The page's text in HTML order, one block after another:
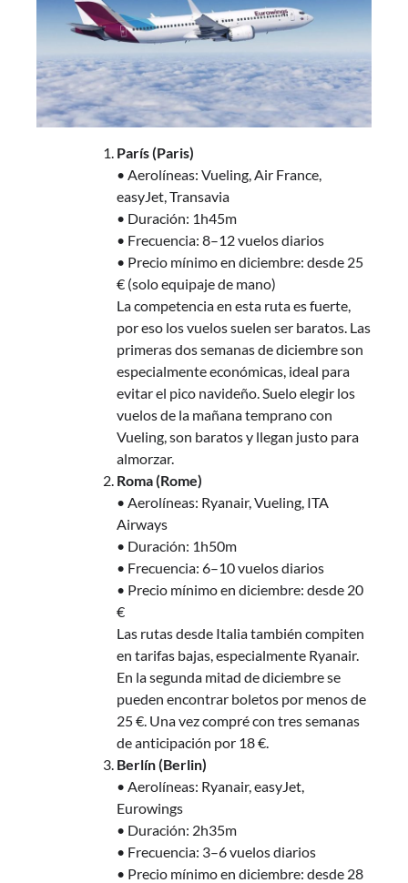
París (Paris)
• Aerolíneas: Vueling, Air France,
easyJet, Transavia
• Duración: 1h45m
• Frecuencia: 8–12 vuelos diarios
• Precio mínimo en diciembre: desde 25
€ (solo equipaje de mano)
La competencia en esta ruta es fuerte,
por eso los vuelos suelen ser baratos. Las
primeras dos semanas de diciembre son
especialmente económicas, ideal para
evitar el pico navideño. Suelo elegir los
vuelos de la mañana temprano con
Vueling, son baratos y llegan justo para
almorzar.
Roma (Rome)
• Aerolíneas: Ryanair, Vueling, ITA
Airways
• Duración: 1h50m
• Frecuencia: 6–10 vuelos diarios
• Precio mínimo en diciembre: desde 20
€
Las rutas desde Italia también compiten
en tarifas bajas, especialmente Ryanair.
En la segunda mitad de diciembre se
pueden encontrar boletos por menos de
25 €. Una vez compré con tres semanas
de anticipación por 18 €.
Berlín (Berlin)
• Aerolíneas: Ryanair, easyJet,
Eurowings
• Duración: 2h35m
• Frecuencia: 3–6 vuelos diarios
• Precio mínimo en diciembre: desde 28